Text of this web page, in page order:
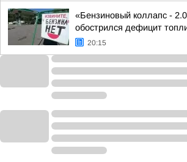
«Бензиновый коллапс -
обострился дефицит
20:15